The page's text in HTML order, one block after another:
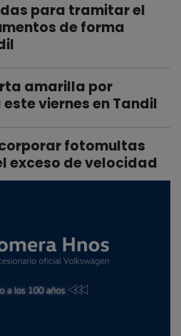
para tramitar el
de forma
amarilla por
viernes en Tandil
fotomultas
exceso de velocidad